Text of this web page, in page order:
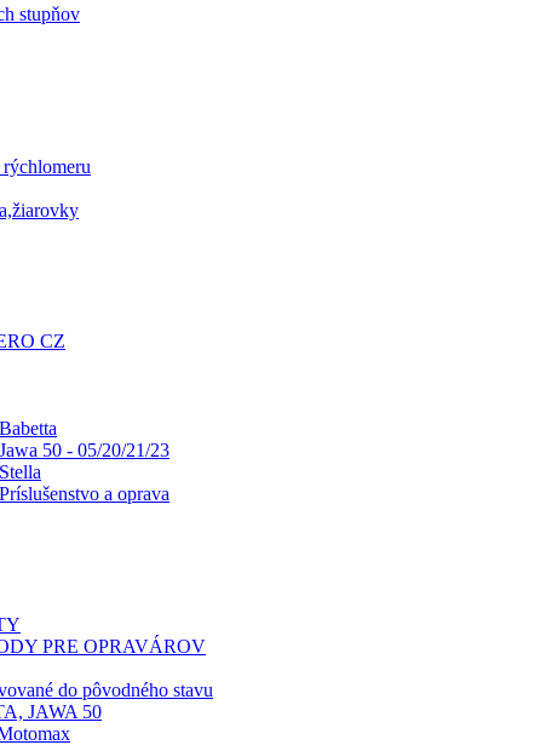
stupňov
rýchlomeru
CZ
50 - 05/20/21/23
a oprava
PRE OPRAVÁROV
do pôvodného stavu
JAWA 50